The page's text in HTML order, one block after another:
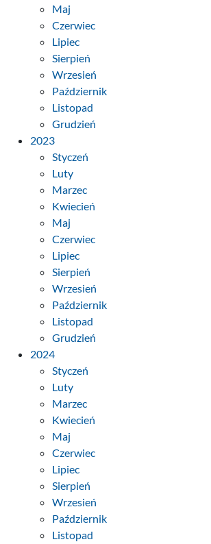
Maj
Czerwiec
Lipiec
Sierpień
Wrzesień
Październik
Listopad
Grudzień
2023
Styczeń
Luty
Marzec
Kwiecień
Maj
Czerwiec
Lipiec
Sierpień
Wrzesień
Październik
Listopad
Grudzień
2024
Styczeń
Luty
Marzec
Kwiecień
Maj
Czerwiec
Lipiec
Sierpień
Wrzesień
Październik
Listopad